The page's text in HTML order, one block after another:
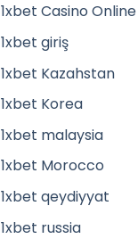
1xbet Casino Online
1xbet giriş
1xbet Kazahstan
1xbet Korea
1xbet malaysia
1xbet Morocco
1xbet qeydiyyat
1xbet russia